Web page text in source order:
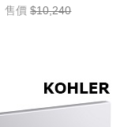
售價 $10,240